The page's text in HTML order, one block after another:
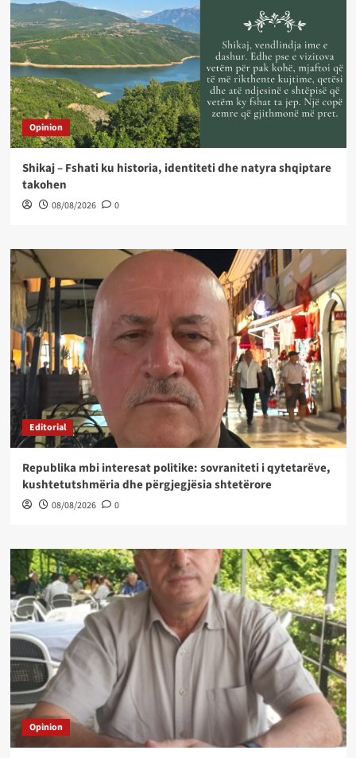
Opinion
Shikaj – Fshati ku historia, identiteti dhe natyra shqiptare
takohen
08/08/2026 0
Editorial
Republika mbi interesat politike: sovraniteti i qytetarëve,
kushtetutshmëria dhe përgjegjësia shtetërore
08/08/2026 0
Opinion